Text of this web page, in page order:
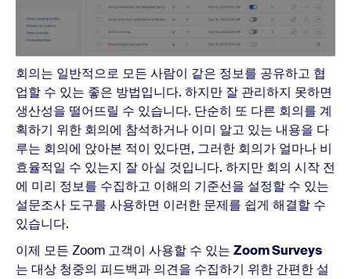
회의는 일반적으로 모든 사람이 같은 정보를 공유하고 협
업할 수 있는 좋은 방법입니다. 하지만 잘 관리하지 못하면
생산성을 떨어뜨릴 수 있습니다. 단순히 또 다른 회의를 계
획하기 위한 회의에 참석하거나 이미 알고 있는 내용을 다
루는 회의에 앉아본 적이 있다면, 그러한 회의가 얼마나 비
효율적일 수 있는지 잘 아실 것입니다. 하지만 회의 시작 전
에 미리 정보를 수집하고 이해의 기준선을 설정할 수 있는
설문조사 도구를 사용하면 이러한 문제를 쉽게 해결할 수
있습니다.
이제 모든 Zoom 고객이 사용할 수 있는 Zoom Surveys
는 대상 청중의 피드백과 의견을 수집하기 위한 간편한 설